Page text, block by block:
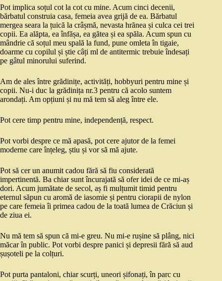
Pot implica soțul cot la cot cu mine. Acum cinci decenii,
bărbatul construia casa, femeia avea grijă de ea. Bărbatul
mergea seara la țuică la crâșmă, nevasta hrănea și culca cei trei
copii. Ea alăpta, ea înfășa, ea gătea și ea spăla. Acum spun cu
mândrie că soțul meu spală la fund, pune omleta în tigaie,
doarme cu copilul și știe câți ml de antitermic trebuie îndesați
pe gâtul minorului suferind.
Am de ales între grădinițe, activități, hobbyuri pentru mine și
copii. Nu-i duc la grădinița nr.3 pentru că acolo suntem
arondați. Am opțiuni și nu mă tem să aleg între ele.
Pot cere timp pentru mine, independență, respect.
Pot vorbi despre ce mă apasă, pot cere ajutor de la femei
moderne care înțeleg, știu și vor să mă ajute.
Pot să cer un anumit cadou fără să fiu considerată
impertinentă. Ba chiar sunt încurajată să ofer idei de ce mi-aș
dori. Acum jumătate de secol, aș fi mulțumit timid pentru
eternul săpun cu aromă de iasomie și pentru ciorapii de nylon
pe care femeia îi primea cadou de la toată lumea de Crăciun și
de ziua ei.
Nu mă tem să spun că mi-e greu. Nu mi-e rușine să plâng, nici
măcar în public. Pot vorbi despre panici și depresii fără să aud
șușoteli pe la colțuri.
Pot purta pantaloni, chiar scurți, uneori șifonați, în parc cu